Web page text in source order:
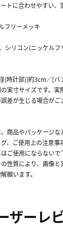
トに合わせやすい
フリーメッキ
シリコン(ニッケルフ
(時計部)]約3cm／[バ
実寸サイズです。実
差が生じる場合が
商品やパッケージな
、ご使用上の注意事
ご使用にならないで
性質により、画像と
願います。
ザーレ